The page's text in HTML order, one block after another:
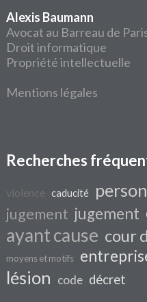
Alexis Baumann
Avocat au Barreau de
Droit informatique
Propriété intellectuelle
Mentions légales
Recherches
violence caducité
jugement jugement
ayant cause cour
moyens et motifs
lésion code décret